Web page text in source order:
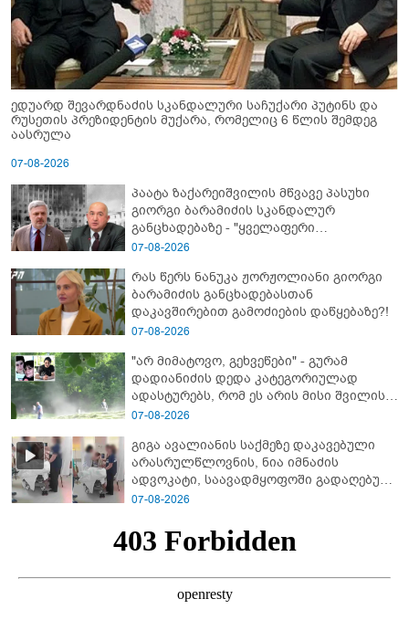
ედუარდ შევარდნაძის სკანდალური საჩუქარი პუტინს და
რუსეთის პრეზიდენტის მუქარა, რომელიც 6 წლის შემდეგ
აასრულა
07-08-2026
პაატა ზაქარეიშვილის მწვავე პასუხი
გიორგი ბარამიძის სკანდალურ
განცხადებაზე - "ყველაფერი
დეტალურად ვიცი... კამანში მოკლული
ბარამიძე კი ტყუის"
07-08-2026
რას წერს ნანუკა ჟორჟოლიანი გიორგი
ბარამიძის განცხადებასთან
დაკავშირებით გამოძიების დაწყებაზე?!
07-08-2026
"არ მიმატოვო, გეხვეწები" - გუ­რა­მ
დადიანიძის დედა კა­ტე­გო­რი­უ­ლად
ადას­ტუ­რებს, რომ ეს არის მისი შვი­ლის
ხმა
07-08-2026
გიგა ავალიანის საქმეზე დაკავებული
არასრულწლოვნის, ნია იმნაძის
ადვოკატი, საავადმყოფოში გადაღებულ
კადრებს ავრცელებს
07-08-2026